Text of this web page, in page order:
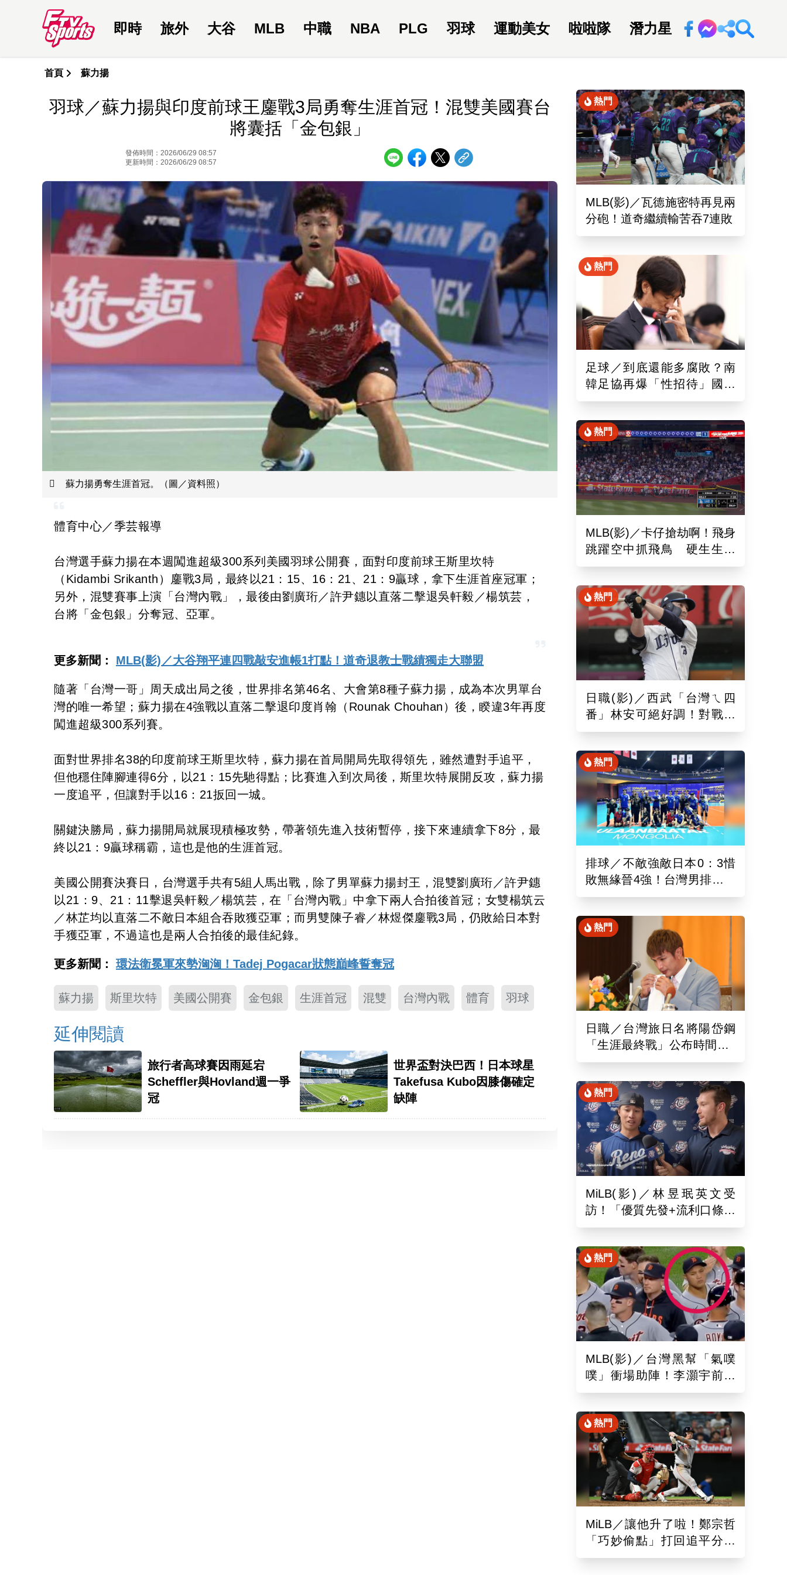
即時 旅外 大谷 MLB 中職 NBA PLG 羽球 運動美女 啦啦隊 潛力星 回新聞網
首頁 蘇力揚
羽球／蘇力揚與印度前球王鏖戰3局勇奪生涯首冠！混雙美國賽台
將囊括「金包銀」
發佈時間：2026/06/29 08:57
更新時間：2026/06/29 08:57
蘇力揚勇奪生涯首冠。（圖／資料照）
體育中心／季芸報導
台灣選手蘇力揚在本週闖進超級300系列美國羽球公開賽，面對印度前球王斯里坎特
（Kidambi Srikanth）鏖戰3局，最終以21：15、16：21、21：9贏球，拿下生涯首座冠軍；
另外，混雙賽事上演「台灣內戰」，最後由劉廣珩／許尹鏸以直落二擊退吳軒毅／楊筑芸，
台將「金包銀」分奪冠、亞軍。
更多新聞： MLB(影)／大谷翔平連四戰敲安進帳1打點！道奇退教士戰績獨走大聯盟
隨著「台灣一哥」周天成出局之後，世界排名第46名、大會第8種子蘇力揚，成為本次男單台
灣的唯一希望；蘇力揚在4強戰以直落二擊退印度肖翰（Rounak Chouhan）後，睽違3年再度
闖進超級300系列賽。
面對世界排名38的印度前球王斯里坎特，蘇力揚在首局開局先取得領先，雖然遭對手追平，
但他穩住陣腳連得6分，以21：15先馳得點；比賽進入到次局後，斯里坎特展開反攻，蘇力揚
一度追平，但讓對手以16：21扳回一城。
關鍵決勝局，蘇力揚開局就展現積極攻勢，帶著領先進入技術暫停，接下來連續拿下8分，最
終以21：9贏球稱霸，這也是他的生涯首冠。
美國公開賽決賽日，台灣選手共有5組人馬出戰，除了男單蘇力揚封王，混雙劉廣珩／許尹鏸
以21：9、21：11擊退吳軒毅／楊筑芸，在「台灣內戰」中拿下兩人合拍後首冠；女雙楊筑云
／林芷均以直落二不敵日本組合吞敗獲亞軍；而男雙陳子睿／林煜傑鏖戰3局，仍敗給日本對
手獲亞軍，不過這也是兩人合拍後的最佳紀錄。
更多新聞： 環法衛冕軍來勢洶洶！Tadej Pogacar狀態巔峰誓奪冠
蘇力揚 斯里坎特 美國公開賽 金包銀 生涯首冠 混雙 台灣內戰 體育 羽球
延伸閱讀
旅行者高球賽因雨延宕
Scheffler與Hovland週一爭
冠
世界盃對決巴西！日本球星
Takefusa Kubo因膝傷確定
缺陣
熱門
MLB(影)／瓦德施密特再見兩
分砲！道奇繼續輸苦吞7連敗
熱門
足球／到底還能多腐敗？南
韓足協再爆「性招待」國際
裁判！外媒痛批：丟臉丟到
熱門
MLB(影)／卡仔搶劫啊！飛身
跳躍空中抓飛鳥 硬生生沒
收艾德曼追平砲
熱門
日職(影)／西武「台灣ㄟ四
番」林安可絕好調！對戰軟
銀敲二壘長打連2場敲安
熱門
排球／不敵強敵日本0：3惜
敗無緣晉4強！台灣男排亞洲
東區排球錦標賽續拚最佳名
熱門
日職／台灣旅日名將陽岱鋼
「生涯最終戰」公布時間！9
月26於新潟主場舉辦引退儀
熱門
MiLB(影)／林昱珉英文受
訪！「優質先發+流利口條」
被讚爆 網：有Ray的感覺
熱門
MLB(影)／台灣黑幫「氣噗
噗」衝場助陣！李灝宇前輩
遭觸身球「引爆大場面」
熱門
MiLB／讓他升了啦！鄭宗哲
「巧妙偷點」打回追平分助
隊以10比4大勝